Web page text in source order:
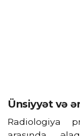
Ünsiyyət və
Radiologiya